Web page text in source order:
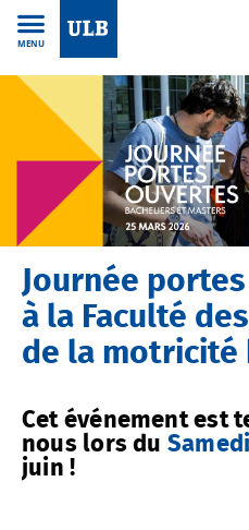
MENU
JPO FR
Activités facultaires
Faculté des Sciences de la
Journée
à la Faculté
de la motricité
Cet événement est
nous lors du
juin !